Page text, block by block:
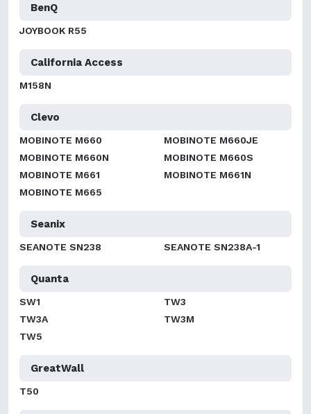
BenQ
JOYBOOK R55
California Access
M158N
Clevo
MOBINOTE M660
MOBINOTE M660JE
MOBINOTE M660N
MOBINOTE M660S
MOBINOTE M661
MOBINOTE M661N
MOBINOTE M665
Seanix
SEANOTE SN238 SEANOTE SN238A-1
Quanta
SW1
TW3
TW3A
TW3M
TW5
GreatWall
T50